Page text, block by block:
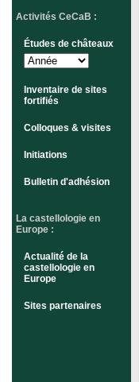
Activités CeCaB :
Études de châteaux
Inventaire de sites
fortifiés
Colloques & visites
Initiations
Bulletin d'adhésion
La castellologie en
Europe :
Actualité de la
castellologie en
Europe
Sites partenaires